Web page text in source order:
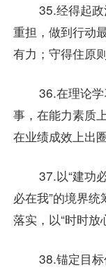
35.经得起
重担，做到行动
有力；守得住原
36.在理论
事，在能力素质
在业绩成效上出
37.以“建功
必在我”的境界统
落实，以“时时放
38.锚定目